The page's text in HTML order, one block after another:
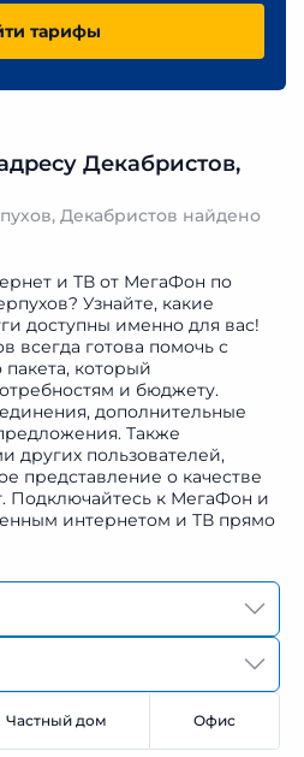
тарифы
Декабристов,
Декабристов найдено
и ТВ от МегаФон по
Узнайте, какие
доступны именно для вас!
всегда готова помочь с
который
и бюджету.
дополнительные
Также
других пользователей,
представление о качестве
Подключайтесь к МегаФон и
интернетом и ТВ прямо
Частный дом Офис